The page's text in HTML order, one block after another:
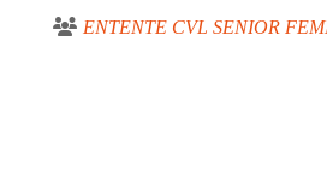
ENTENTE CVL SENIOR